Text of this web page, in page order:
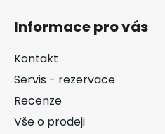
Informace pro vás
Kontakt
Servis - rezervace
Recenze
Vše o prodeji